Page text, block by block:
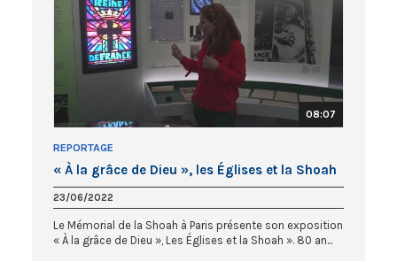
08:07
REPORTAGE
« À la grâce de Dieu », les Églises et la Shoah
23/06/2022
Le Mémorial de la Shoah à Paris présente son exposition
« À la grâce de Dieu », Les Églises et la Shoah ». 80 an...